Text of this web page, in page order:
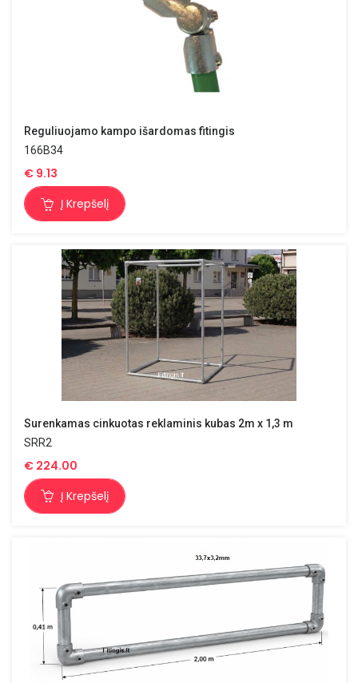
Reguliuojamo kampo išardomas fitingis
166B34
€ 9.13
Į Krepšelį
Surenkamas cinkuotas reklaminis kubas 2m x 1,3 m
SRR2
€ 224.00
Į Krepšelį